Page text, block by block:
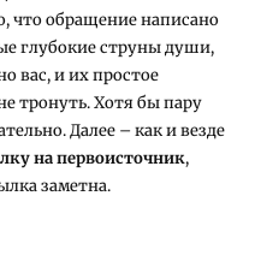
что обращение написано
глубокие струны души,
вас, и их простое
тронуть. Хотя бы пару
Далее – как и везде
на первоисточник,
заметна.